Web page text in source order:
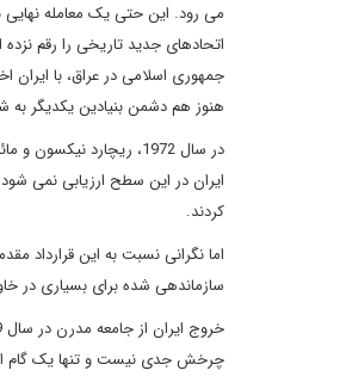
می رود. این حتی یک معامله
اتحادهای جدید تاریخی را رقم
جمهوری اسلامی در عراق، با
هنوز هم دشمن بنیادین یکدیگر به
در سال 1972، ریچارد
ایران در این سطح ارزیابی نمی
کردند.
اما نگرانی نسبت به این قرارداد
سازماندهی شده برای بسیاری در
چرخش جدی نیست و تنها یک گام